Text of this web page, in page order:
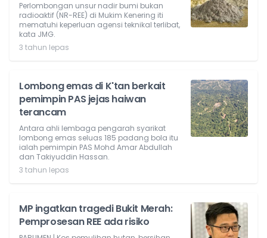
Perlombongan unsur nadir bumi bukan
radioaktif (NR-REE) di Mukim Kenering iti
mematuhi keperluan agensi teknikal terlibat,
kata JMG.
3 tahun lepas
Lombong emas di K'tan berkait
pemimpin PAS jejas haiwan
terancam
Antara ahli lembaga pengarah syarikat
lombong emas seluas 185 padang bola itu
ialah pemimpin PAS Mohd Amar Abdullah
dan Takiyuddin Hassan.
3 tahun lepas
MP ingatkan tragedi Bukit Merah:
Pemprosesan REE ada risiko